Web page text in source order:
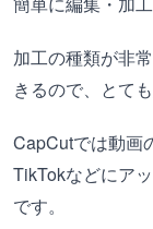
加工の種類が非
きるので、とて
CapCutでは動画
TikTokなどにア
です。